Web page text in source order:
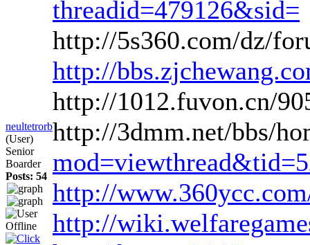
neultetrorb
(User)
Senior
Boarder
Posts: 54
threadid=479126&sid=
http://5s360.com/dz/
http://
http://1012.fuvon.cn/
http://3dmm.net/bbs/
http://
http://